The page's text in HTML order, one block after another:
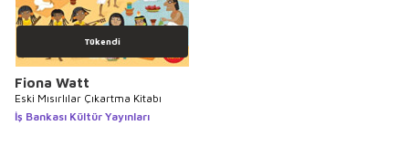
Tükendi
Fiona Watt
Eski Mısırlılar Çıkartma Kitabı
İş Bankası Kültür Yayınları